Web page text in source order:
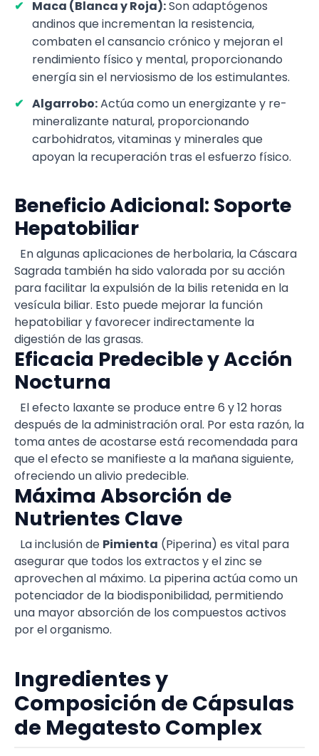
Maca (Blanca y Roja):Son adaptógenos
andinos que incrementan la resistencia,
combaten el cansancio crónico y mejoran el
rendimiento físico y mental, proporcionando
energía sin el nerviosismo de los estimulantes.
Algarrobo:Actúa como un energizante y re-
mineralizante natural, proporcionando
carbohidratos, vitaminas y minerales que
apoyan la recuperación tras el esfuerzo físico.
Beneficio Adicional: Soporte
Hepatobiliar
En algunas aplicaciones de herbolaria, la Cáscara
Sagrada también ha sido valorada por su acción
para facilitar la expulsión de la bilis retenida en la
vesícula biliar. Esto puede mejorar la función
hepatobiliar y favorecer indirectamente la
digestión de las grasas.
Eficacia Predecible y Acción
Nocturna
El efecto laxante se produce entre 6 y 12 horas
después de la administración oral. Por esta razón, la
toma antes de acostarse está recomendada para
que el efecto se manifieste a la mañana siguiente,
ofreciendo un alivio predecible.
Máxima Absorción de
Nutrientes Clave
La inclusión de Pimienta (Piperina) es vital para
asegurar que todos los extractos y el zinc se
aprovechen al máximo. La piperina actúa como un
potenciador de la biodisponibilidad, permitiendo
una mayor absorción de los compuestos activos
por el organismo.
Ingredientes y
Composición de Cápsulas
de Megatesto Complex